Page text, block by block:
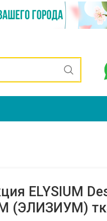
ELYSIUM
(ЭЛИЗИУМ)